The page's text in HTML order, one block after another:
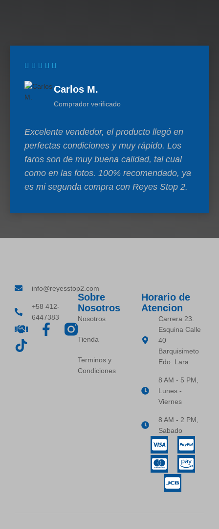
Carlos M.
Comprador verificado
Excelente vendedor, el producto llegó en
perfectas condiciones y muy rápido. Los
faros son de muy buena calidad, tal cual
como en las fotos. 100% recomendado, ya
es mi segunda compra con Reyes Stop 2.
info@reyesstop2.com
+58 412-
6447383
Sobre
Nosotros
Nosotros
Tienda
Terminos y
Condiciones
Horario de
Atencion
Carrera 23.
Esquina Calle
40
Barquisimeto
Edo. Lara
8 AM - 5 PM,
Lunes -
Viernes
8 AM - 2 PM,
Sabado